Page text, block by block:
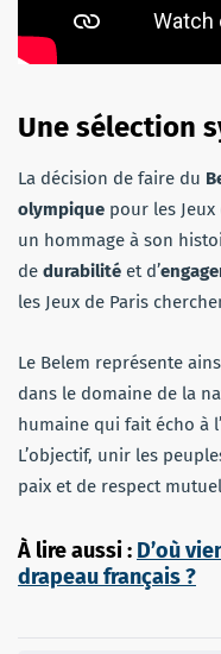
Une sélection
La décision de faire du
olympique pour les Jeux
un hommage à son
de durabilité et d’
les Jeux de Paris
Le Belem représente
dans le domaine de la
humaine qui fait écho à
L’objectif, unir les
paix et de respect
À lire aussi : D’où
drapeau français ?